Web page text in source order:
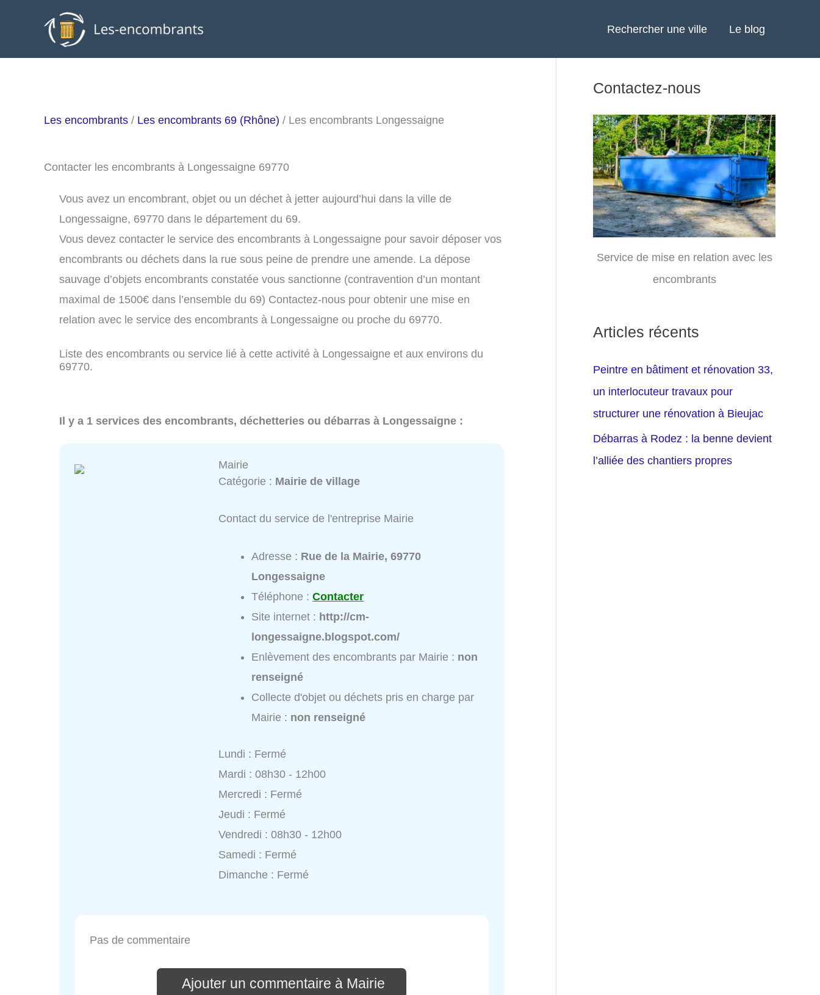
Rechercher une ville Le blog
Les encombrants / Les encombrants 69 (Rhône) / Les encombrants Longessaigne
Contacter les encombrants à Longessaigne 69770
Vous avez un encombrant, objet ou un déchet à jetter aujourd’hui dans la ville de
Longessaigne, 69770 dans le département du 69.
Vous devez contacter le service des encombrants à Longessaigne pour savoir déposer vos
encombrants ou déchets dans la rue sous peine de prendre une amende. La dépose
sauvage d’objets encombrants constatée vous sanctionne (contravention d’un montant
maximal de 1500€ dans l’ensemble du 69) Contactez-nous pour obtenir une mise en
relation avec le service des encombrants à Longessaigne ou proche du 69770.
Liste des encombrants ou service lié à cette activité à Longessaigne et aux environs du
69770.
Il y a 1 services des encombrants, déchetteries ou débarras à Longessaigne :
Mairie
Catégorie : Mairie de village
Contact du service de l'entreprise Mairie
Adresse : Rue de la Mairie, 69770
Longessaigne
Téléphone :Contacter
Site internet : http://cm-
longessaigne.blogspot.com/
Enlèvement des encombrants par Mairie : non
renseigné
Collecte d'objet ou déchets pris en charge par
Mairie : non renseigné
Lundi : Fermé
Mardi : 08h30 - 12h00
Mercredi : Fermé
Jeudi : Fermé
Vendredi : 08h30 - 12h00
Samedi : Fermé
Dimanche : Fermé
Pas de commentaire
Ajouter un commentaire à Mairie
Contactez-nous
Service de mise en relation avec les
encombrants
Articles récents
Peintre en bâtiment et rénovation 33,
un interlocuteur travaux pour
structurer une rénovation à Bieujac
Débarras à Rodez : la benne devient
l’alliée des chantiers propres